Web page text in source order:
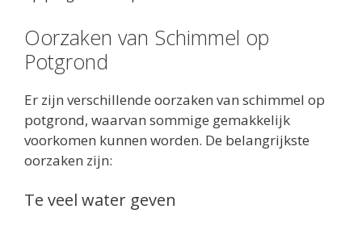
Oorzaken van Schimmel op
Potgrond
Er zijn verschillende oorzaken van schimmel op
potgrond, waarvan sommige gemakkelijk
voorkomen kunnen worden. De belangrijkste
oorzaken zijn:
Te veel water geven